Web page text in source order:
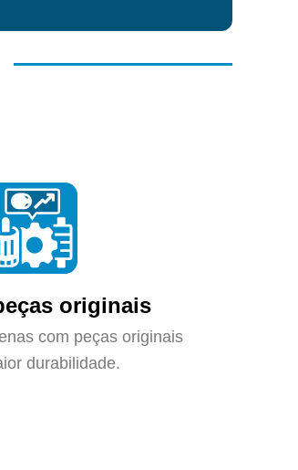
originais
com peças originais
durabilidade.